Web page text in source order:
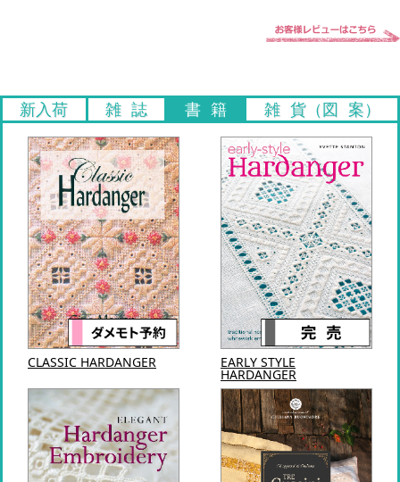
新入荷 雑 誌 書 籍 雑 貨（図 案）
CLASSIC HARDANGER EARLY STYLE
HARDANGER